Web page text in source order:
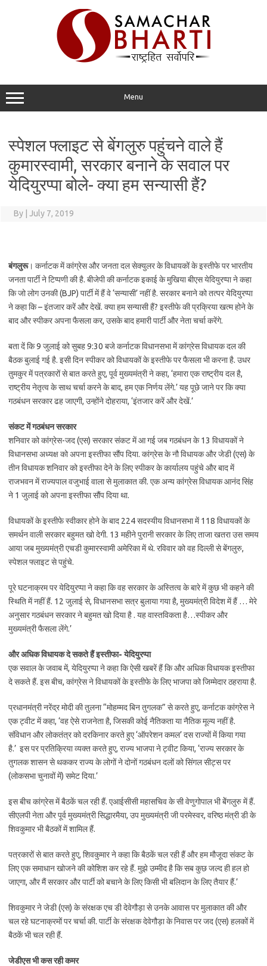
Menu
स्पेशल फ्लाइट से बेंगलुरु पहुंचने वाले हैं
कुमारस्वामी, सरकार बनाने के सवाल पर
येदियुरप्पा बोले- क्या हम सन्यासी हैं?
By July 7, 2019
बंगलुरू। कर्नाटक में कांग्रेस और जनता दल सेक्युलर के विधायकों के इस्तीफे पर भारतीय
जनता पार्टी ने टिप्पणी की है. बीजेपी की कर्नाटक इकाई के मुखिया बीएस येदियुरप्पा ने कहा
कि जो लोग उनकी (BJP) पार्टी में हैं वे ‘सन्यासी’ नहीं है. सरकार बनाने को तत्पर येदियुरप्पा
ने कहा कि – इंतजार करें और देखें. क्या हम सन्यासी हैं? इस्तीफे की प्रक्रिया खत्म होने के
बाद और स्पीकर अपना फैसला कर, उसके बाद हमारी पार्टी और नेता चर्चा करेंगे.
बता दें कि 9 जुलाई को सुबह 9:30 बजे कर्नाटक विधानसभा में कांग्रेस विधायक दल की
बैठक बुलाई गई है. इसी दिन स्पीकर को विधायकों के इस्तीफे पर फैसला भी करना है. उधर
तुमकुर में पत्रकारों से बात करते हुए, पूर्व मुख्यमंत्री ने कहा, ‘हमारा एक राष्ट्रीय दल है,
राष्ट्रीय नेतृत्व के साथ चर्चा करने के बाद, हम एक निर्णय लेंगे.’ यह पूछे जाने पर कि क्या
गठबंधन सरकार ढह जाएगी, उन्होंने दोहराया, ‘इंतजार करें और देखें.’
संकट में गठबंधन सरकार
शनिवार को कांग्रेस-जद (एस) सरकार संकट में आ गई जब गठबंधन के 13 विधायकों ने
विधानसभा अध्यक्ष को अपना इस्तीफा सौंप दिया. कांग्रेस के नौ विधायक और जेडी (एस) के
तीन विधायक शनिवार को इस्तीफा देने के लिए स्पीकर के कार्यालय पहुंचे और बाद में
राजभवन में राज्यपाल वजुभाई वाला से मुलाकात की. एक अन्य कांग्रेस विधायक आनंद सिंह
ने 1 जुलाई को अपना इस्तीफा सौंप दिया था.
विधायकों के इस्तीफे स्वीकार होने के बाद 224 सदस्यीय विधानसभा में 118 विधायकों के
समर्थन वाली सरकार बहुमत खो देगी. 13 महीने पुरानी सरकार के लिए ताजा खतरा उस समय
आया जब मुख्यमंत्री एचडी कुमारस्वामी अमेरिका में थे. रविवार को वह दिल्ली से बेंगलुरु,
स्पेशल फ्लाइट से पहुंचे.
पूरे घटनाक्रम पर येदियुरप्पा ने कहा कि वह सरकार के अस्तित्व के बारे में कुछ भी कहने की
स्थिति में नहीं हैं. 12 जुलाई से, विधानसभा सत्र बुलाया गया है, मुख्यमंत्री विदेश में हैं … मेरे
अनुसार गठबंधन सरकार ने बहुमत खो दिया है . यह वास्तविकता है…स्पीकर और
मुख्यमंत्री फैसला लेंगे.’
और अधिक विधायक दे सकते हैं इस्तीफा- येदियुरप्पा
एक सवाल के जवाब में, येदियुरप्पा ने कहा कि ऐसी खबरें हैं कि और अधिक विधायक इस्तीफा
दे सकते हैं. इस बीच, कांग्रेस ने विधायकों के इस्तीफे के लिए भाजपा को जिम्मेदार ठहराया है.
प्रधानमंत्री नरेंद्र मोदी की तुलना “मोहम्मद बिन तुगलक” से करते हुए, कर्नाटक कांग्रेस ने
एक ट्वीट में कहा, ‘वह ऐसे राजनेता है, जिसकी कोई नैतिकता या नैतिक मूल्य नहीं है.
संविधान और लोकतंत्र को दरकिनार करते हुए ‘ऑपरेशन कमल’ दस राज्यों में किया गया
है.’ इस पर प्रतिक्रिया व्यक्त करते हुए, राज्य भाजपा ने ट्वीट किया, ‘राज्य सरकार के
तुगलक शासन से थककर राज्य के लोगों ने दोनों गठबंधन दलों को सिंगल सीट्स पर
(लोकसभा चुनावों में) समेट दिया.’
इस बीच कांग्रेस में बैठकें चल रही हैं. एआईसीसी महासचिव के सी वेणुगोपाल भी बेेंगलुरु में हैं.
सीएलपी नेता और पूर्व मुख्यमंत्री सिद्धारमैया, उप मुख्यमंत्री जी परमेस्वर, वरिष्ठ मंत्री डी के
शिवकुमार भी बैठकों में शामिल हैं.
पत्रकारों से बात करते हुए, शिवकुमार ने कहा कि बैठकें चल रही हैं और हम मौजूदा संकट के
लिए एक समाधान खोजने की कोशिश कर रहे हैं. मुझे उम्मीद है कि सब कुछ जल्द ही हल हो
जाएगा, और मैं सरकार और पार्टी को बचाने के लिए किसी भी बलिदान के लिए तैयार हैं.’
शिवकुमार ने जेडी (एस) के संरक्षक एच डी देवेगौड़ा से उनके आवास पर मुलाकात की और
चल रहे घटनाक्रमों पर चर्चा की. पार्टी के संरक्षक देवेगौड़ा के निवास पर जद (एस) हलकों में
बैठकें भी चल रही हैं.
जेडीएस भी कस रही कमर